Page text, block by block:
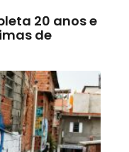
20 anos e
de